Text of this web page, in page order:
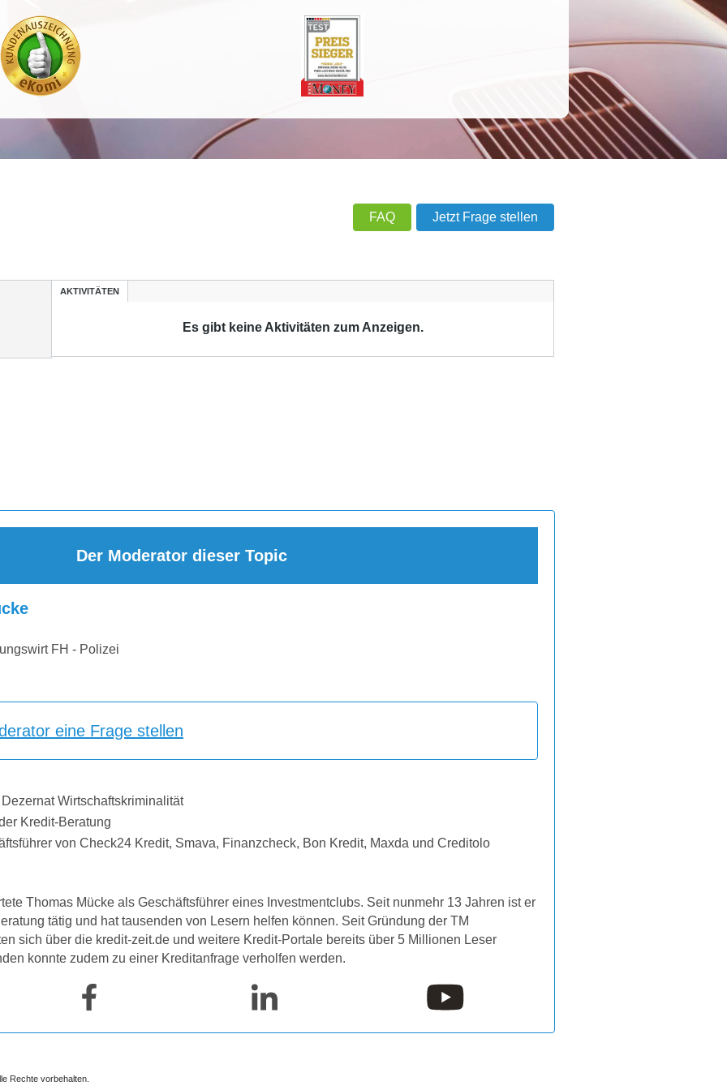
FAQ Jetzt Frage stellen
AKTIVITÄTEN
Es gibt keine Aktivitäten zum Anzeigen.
Der Moderator dieser Topic
FH - Polizei
eine Frage stellen
Wirtschaftskriminalität
Kredit-Beratung
von Check24 Kredit, Smava, Finanzcheck, Bon Kredit, Maxda und Creditolo
Thomas Mücke als Geschäftsführer eines Investmentclubs. Seit nunmehr 13 Jahren ist er
tätig und hat tausenden von Lesern helfen können. Seit Gründung der TM
sich über die kredit-zeit.de und weitere Kredit-Portale bereits über 5 Millionen Leser
konnte zudem zu einer Kreditanfrage verholfen werden.
Rechte vorbehalten.